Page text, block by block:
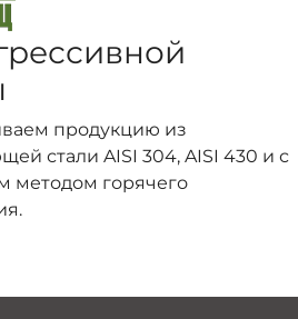
продукцию из
стали AISI 304, AISI 430 и с
методом горячего